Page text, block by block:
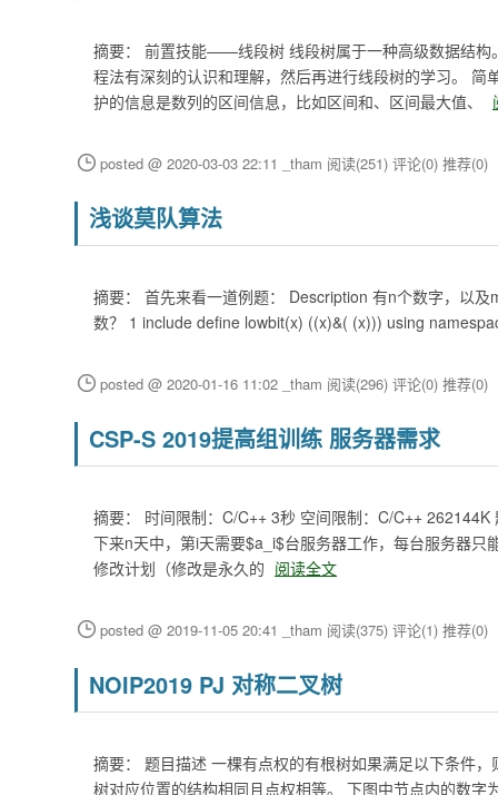
摘要： 前置技能——线段树 线段树属于一种高级数据结构
程法有深刻的认识和理解，然后再进行线段树的学习。
护的信息是数列的区间信息，比如区间和、区间最大值、
posted @ 2020-03-03 22:11 _tham 阅读(251) 评论(0) 推荐(0)
浅谈莫队算法
摘要： 首先来看一道例题： Description 有n个数字，以
数？ 1 include define lowbit(x) ((x)&( (x))) using
posted @ 2020-01-16 11:02 _tham 阅读(296) 评论(0) 推荐(0)
CSP-S 2019提高组训练 服务器需求
摘要： 时间限制：C/C++ 3秒 空间限制：C/C++
下来n天中，第i天需要$a_i$台服务器工作，每台服务器
修改计划（修改是永久的 阅读全文
posted @ 2019-11-05 20:41 _tham 阅读(375) 评论(1) 推荐(0)
NOIP2019 PJ 对称二叉树
摘要： 题目描述 一棵有点权的有根树如果满足以下条件
树对应位置的结构相同且点权相等。 下图中节点内的数